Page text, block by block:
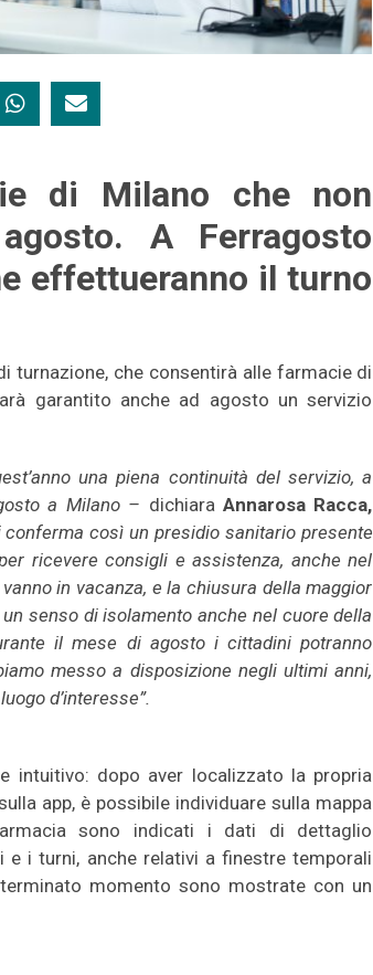
di Milano che non
A Ferragosto
effettueranno il turno
turnazione, che consentirà alle farmacie di
garantito anche ad agosto un servizio
una piena continuità del servizio, a
a Milano – dichiaraAnnarosa Racca,
così un presidio sanitario presente
ricevere consigli e assistenza, anche nel
in vacanza, e la chiusura della maggior
senso di isolamento anche nel cuore della
il mese di agosto i cittadini potranno
messo a disposizione negli ultimi anni,
d’interesse”.
intuitivo: dopo aver localizzato la propria
app, è possibile individuare sulla mappa
sono indicati i dati di dettaglio
i turni, anche relativi a finestre temporali
momento sono mostrate con un